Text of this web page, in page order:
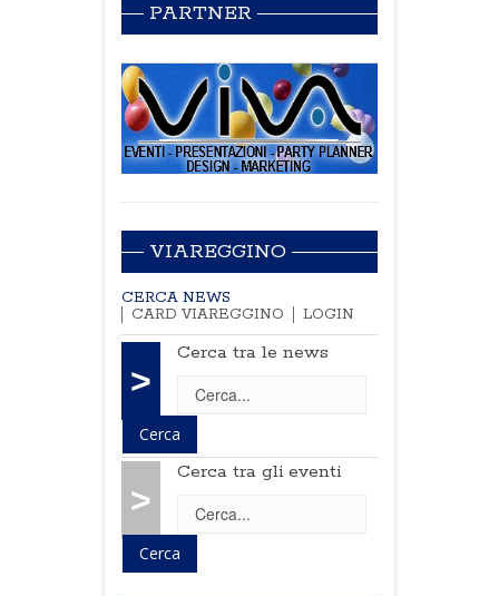
PARTNER
VIAREGGINO
CERCA NEWS
CARD VIAREGGINO
LOGIN
>
Cerca tra le news
>
Cerca tra gli eventi